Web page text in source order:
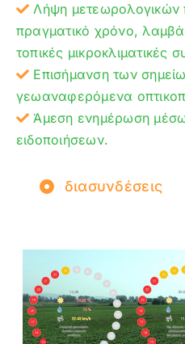
Λήψη
πραγματικό χρόνο,
τοπικές μικροκλιματικές
Επισήμανση των
γεωαναφερόμενα
Άμεση ενημέρωση
ειδοποιήσεων.
διασυνδέσεις